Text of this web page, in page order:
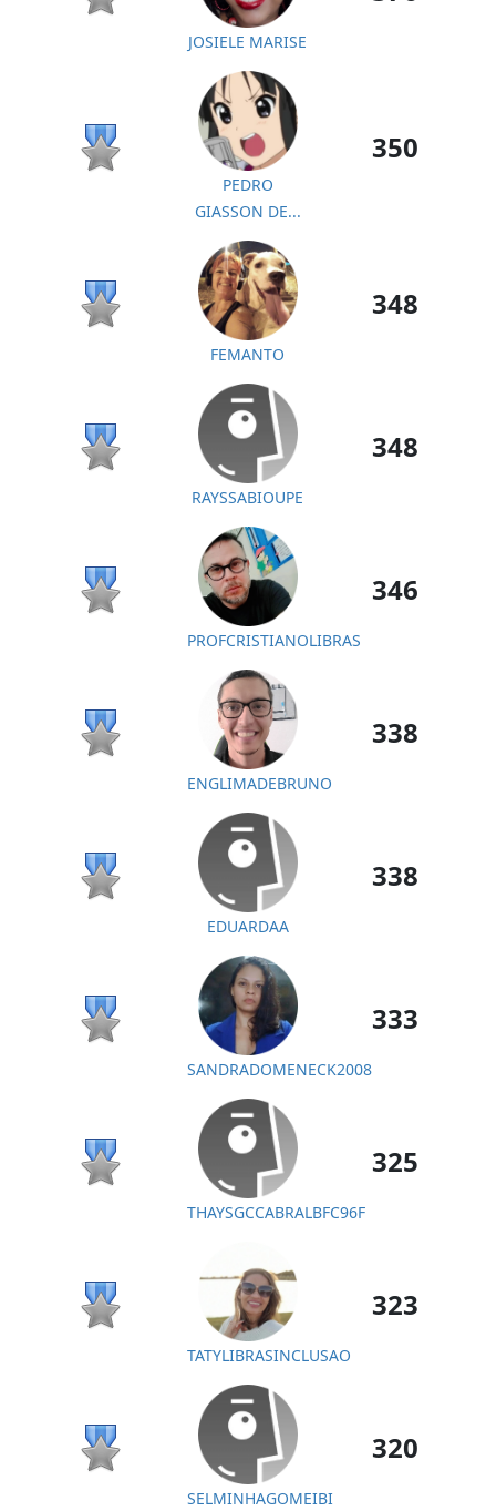
JOSIELE MARISE
PEDRO
GIASSON DE...
350
FEMANTO
348
RAYSSABIOUPE
348
PROFCRISTIANOLIBRAS
346
ENGLIMADEBRUNO
338
EDUARDAA
338
SANDRADOMENECK2008
333
THAYSGCCABRALBFC96F
325
TATYLIBRASINCLUSAO
323
SELMINHAGOMEIBI
320